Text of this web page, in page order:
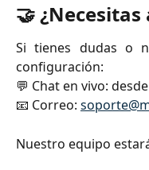
🤝 ¿Necesitas
Si tienes dudas o
configuración:
💬 Chat en vivo:
📧 Correo:
Nuestro equipo